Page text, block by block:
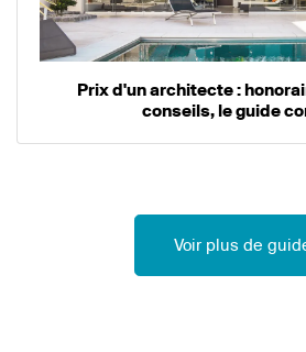
Prix d'un architecte :
conseils, le guide
Voir plus de